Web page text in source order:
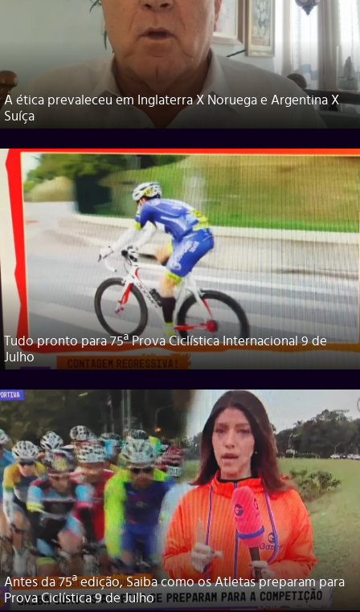
A ética prevaleceu em Inglaterra X Noruega e Argentina X
Suíça
Tudo pronto para 75ª Prova Ciclística Internacional 9 de
Julho
Antes da 75ª edição, Saiba como os Atletas preparam para
Prova Ciclística 9 de Julho